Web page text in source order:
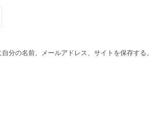
分の名前、メールアドレス、サイトを保存する。